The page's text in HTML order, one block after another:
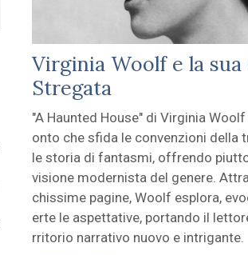
Virginia Woolf e la sua
Stregata
"A Haunted House" di Virginia
onto che sfida le convenzioni della
le storia di fantasmi, offrendo
visione modernista del genere.
chissime pagine, Woolf esplora,
erte le aspettative, portando il
rritorio narrativo nuovo e intrigante.